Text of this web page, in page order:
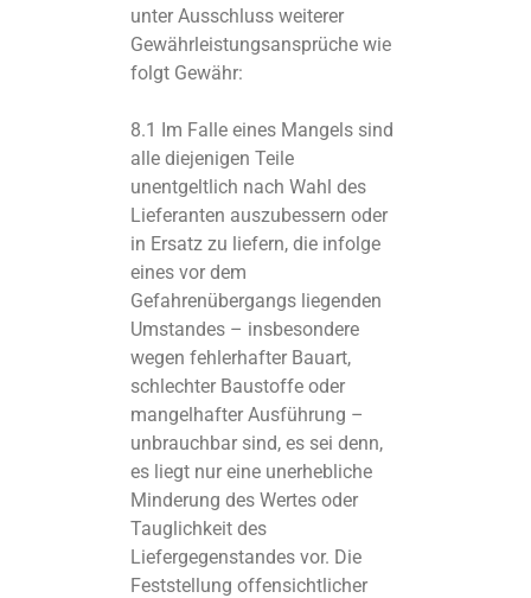
unter Ausschluss weiterer
Gewährleistungsansprüche wie
folgt Gewähr:
8.1 Im Falle eines Mangels sind
alle diejenigen Teile
unentgeltlich nach Wahl des
Lieferanten auszubessern oder
in Ersatz zu liefern, die infolge
eines vor dem
Gefahrenübergangs liegenden
Umstandes – insbesondere
wegen fehlerhafter Bauart,
schlechter Baustoffe oder
mangelhafter Ausführung –
unbrauchbar sind, es sei denn,
es liegt nur eine unerhebliche
Minderung des Wertes oder
Tauglichkeit des
Liefergegenstandes vor. Die
Feststellung offensichtlicher